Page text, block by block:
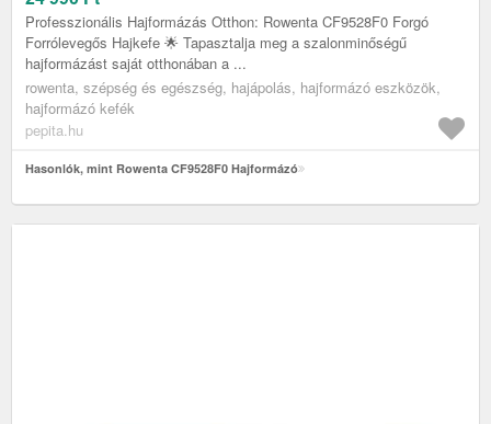
Professzionális Hajformázás Otthon: Rowenta CF9528F0 Forgó
Forrólevegős Hajkefe 🌟 Tapasztalja meg a szalonminőségű
hajformázást saját otthonában a ...
rowenta, szépség és egészség, hajápolás, hajformázó eszközök,
hajformázó kefék
pepita.hu
Hasonlók, mint Rowenta CF9528F0 Hajformázó